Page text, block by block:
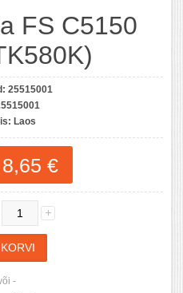
FS C5150
25515001
Laos
8,65 €
-